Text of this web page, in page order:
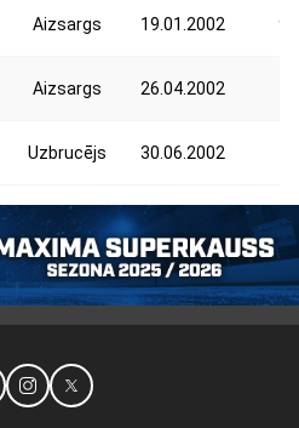
Aizsargs 19.01.2002
Aizsargs 26.04.2002
Uzbrucējs 30.06.2002